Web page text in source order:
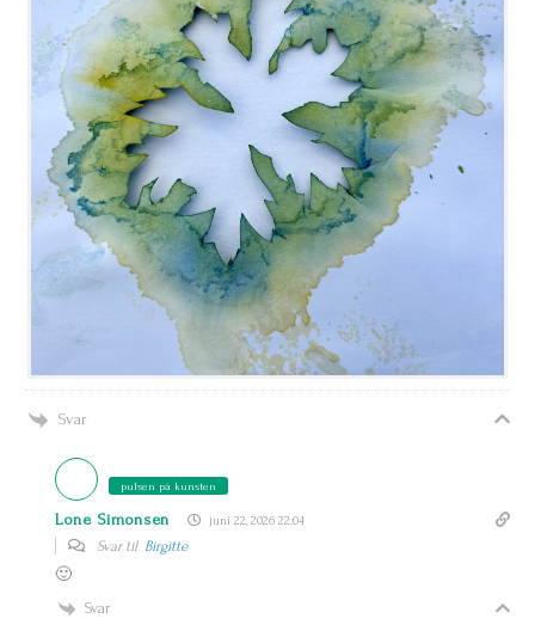
Svar
pulsen på kunsten
Lone Simonsen juni 22, 2026 22:04
Svar til Birgitte
🙂
Svar